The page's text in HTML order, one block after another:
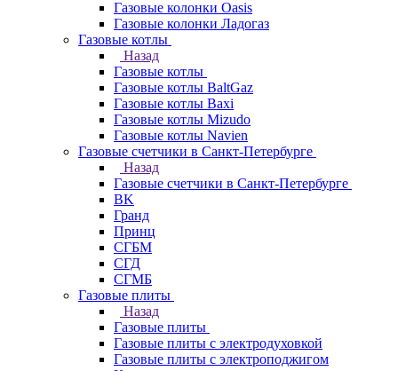
Газовые колонки Oasis
Газовые колонки Ладогаз
Газовые котлы
Назад
Газовые котлы
Газовые котлы BaltGaz
Газовые котлы Baxi
Газовые котлы Mizudo
Газовые котлы Navien
Газовые счетчики в Санкт-Петербурге
Назад
Газовые счетчики в Санкт-Петербурге
BK
Гранд
Принц
СГБМ
СГД
СГМБ
Газовые плиты
Назад
Газовые плиты
Газовые плиты с электродуховкой
Газовые плиты с электроподжигом